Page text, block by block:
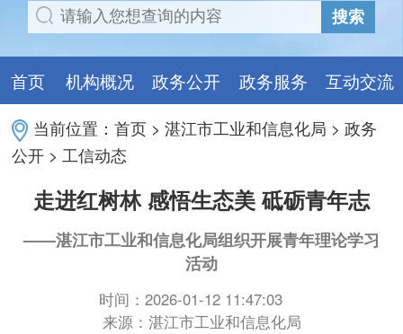
搜索
首页 机构概况 政务公开 政务服务 互动交流
当前位置：首页 >湛江市工业和信息化局 >政务
公开 > 工信动态
走进红树林 感悟生态美 砥砺青年志
——湛江市工业和信息化局组织开展青年理论学习
活动
时间：2026-01-12 11:47:03
来源：湛江市工业和信息化局